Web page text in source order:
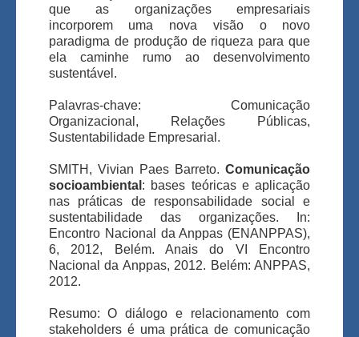
que as organizações empresariais
incorporem uma nova visão o novo
paradigma de produção de riqueza para que
ela caminhe rumo ao desenvolvimento
sustentável.
Palavras-chave: Comunicação
Organizacional, Relações Públicas,
Sustentabilidade Empresarial.
SMITH, Vivian Paes Barreto.Comunicação
socioambiental : bases teóricas e aplicação
nas práticas de responsabilidade social e
sustentabilidade das organizações. In:
Encontro Nacional da Anppas (ENANPPAS),
6, 2012, Belém. Anais do VI Encontro
Nacional da Anppas, 2012. Belém: ANPPAS,
2012.
Resumo: O diálogo e relacionamento com
stakeholders é uma prática de comunicação